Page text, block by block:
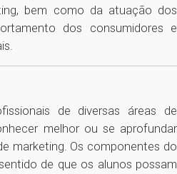
bem como da atuação dos
dos consumidores e
de diversas áreas de
melhor ou se aprofundar
marketing. Os componentes do
de que os alunos possam